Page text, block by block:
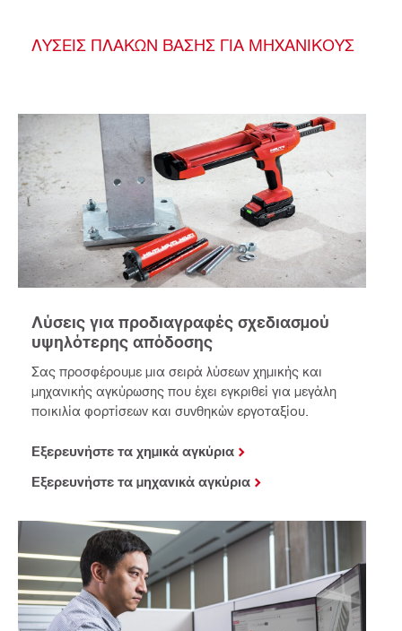
ΛΎΣΕΙΣ ΠΛΑΚΏΝ ΒΆΣΗΣ ΓΙΑ ΜΗΧΑΝΙΚΟΎΣ
Λύσεις για προδιαγραφές σχεδιασμού
υψηλότερης απόδοσης
Σας προσφέρουμε μια σειρά λύσεων χημικής και
μηχανικής αγκύρωσης που έχει εγκριθεί για μεγάλη
ποικιλία φορτίσεων και συνθηκών εργοταξίου.
Εξερευνήστε τα χημικά αγκύρια
Εξερευνήστε τα μηχανικά αγκύρια